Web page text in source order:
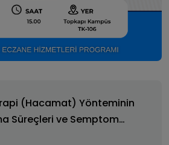
(Hacamat) Yönteminin
Süreçleri ve Semptom
Yönetimindeki Rolü